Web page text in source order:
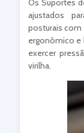
Os Suportes
ajustados
posturais com
ergonômico e
exercer
virilha.